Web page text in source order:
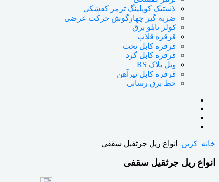
لاستیک کوپلینگ ترمز کفشکی
ضربه گیر چهارگوش حرکت عرضی
کولر تابلو برق
قرقره قلاب
قرقره کابل تخت
قرقره کابل گرد
ویل بلاک RS
قرقره کابل تیرآهن
خط برق رسانی
خانه کرین انواع ریل جرثقیل سقفی
انواع ریل جرثقیل سقفی